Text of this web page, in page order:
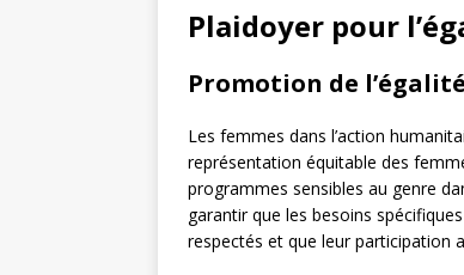
Plaidoyer pour
Promotion de
Les femmes dans l’action
représentation équitable des
programmes sensibles au genre
garantir que les besoins
respectés et que leur participation